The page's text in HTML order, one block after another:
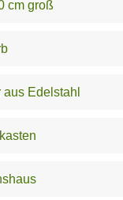
cm groß
Edelstahl